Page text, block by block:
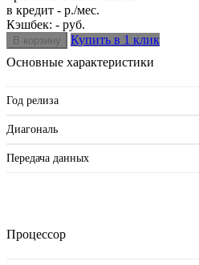
в кредит - р./мес.
Кэшбек: - руб.
Купить в 1 клик
Основные характеристики
Год релиза
Диагональ
Передача данных
Процессор